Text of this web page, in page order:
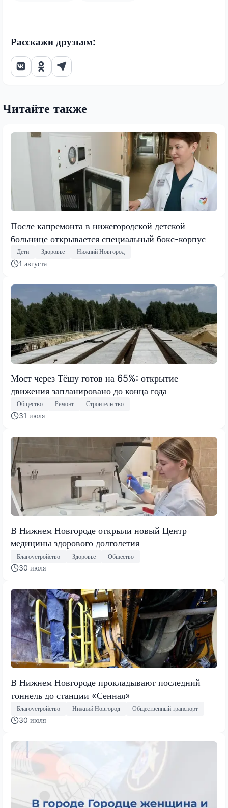
Расскажи друзьям:
Читайте также
После капремонта в нижегородской детской
больнице открывается специальный бокс-корпус
Дети Здоровье Нижний Новгород
1 августа
Мост через Тёшу готов на 65%: открытие
движения запланировано до конца года
Общество Ремонт Строительство
31 июля
В Нижнем Новгороде открыли новый Центр
медицины здорового долголетия
Благоустройство Здоровье Общество
30 июля
В Нижнем Новгороде прокладывают последний
тоннель до станции «Сенная»
Благоустройство Нижний Новгород Общественный транспорт
30 июля